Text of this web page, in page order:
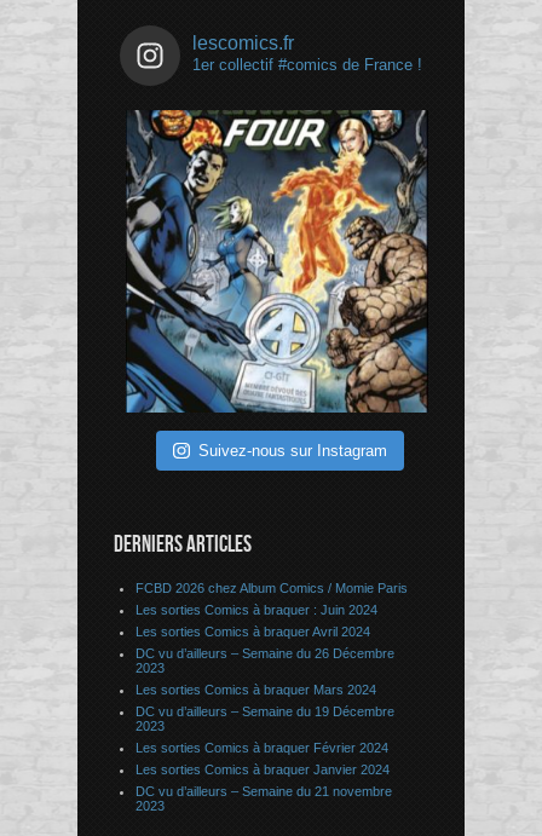
lescomics.fr
1er collectif #comics de France !
Suivez-nous sur Instagram
DERNIERS ARTICLES
FCBD 2026 chez Album Comics / Momie Paris
Les sorties Comics à braquer : Juin 2024
Les sorties Comics à braquer Avril 2024
DC vu d’ailleurs – Semaine du 26 Décembre
2023
Les sorties Comics à braquer Mars 2024
DC vu d’ailleurs – Semaine du 19 Décembre
2023
Les sorties Comics à braquer Février 2024
Les sorties Comics à braquer Janvier 2024
DC vu d’ailleurs – Semaine du 21 novembre
2023